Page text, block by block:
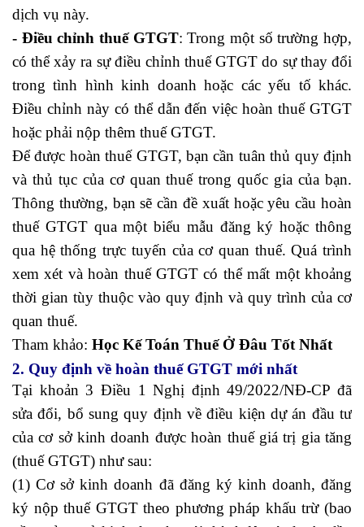
dịch vụ này.
- Điều chỉnh thuế GTGT: Trong một số trường hợp,
có thể xảy ra sự điều chỉnh thuế GTGT do sự thay đổi
trong tình hình kinh doanh hoặc các yếu tố khác.
Điều chỉnh này có thể dẫn đến việc hoàn thuế GTGT
hoặc phải nộp thêm thuế GTGT.
Để được hoàn thuế GTGT, bạn cần tuân thủ quy định
và thủ tục của cơ quan thuế trong quốc gia của bạn.
Thông thường, bạn sẽ cần đề xuất hoặc yêu cầu hoàn
thuế GTGT qua một biểu mẫu đăng ký hoặc thông
qua hệ thống trực tuyến của cơ quan thuế. Quá trình
xem xét và hoàn thuế GTGT có thể mất một khoảng
thời gian tùy thuộc vào quy định và quy trình của cơ
quan thuế.
Tham khảo: Học Kế Toán Thuế Ở Đâu Tốt Nhất
2. Quy định về hoàn thuế GTGT mới nhất
Tại khoản 3 Điều 1 Nghị định 49/2022/NĐ-CP đã
sửa đổi, bổ sung quy định về điều kiện dự án đầu tư
của cơ sở kinh doanh được hoàn thuế giá trị gia tăng
(thuế GTGT) như sau:
(1) Cơ sở kinh doanh đã đăng ký kinh doanh, đăng
ký nộp thuế GTGT theo phương pháp khấu trừ (bao